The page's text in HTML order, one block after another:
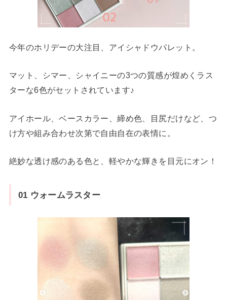
今年のホリデーの大注目、アイシャドウパレット。
マット、シマー、シャイニーの3つの質感が煌めくラス
ターな6色がセットされています♪
アイホール、ベースカラー、締め色、目尻だけなど、つ
け方や組み合わせ次第で自由自在の表情に。
絶妙な透け感のある色と、軽やかな輝きを目元にオン！
01 ウォームラスター